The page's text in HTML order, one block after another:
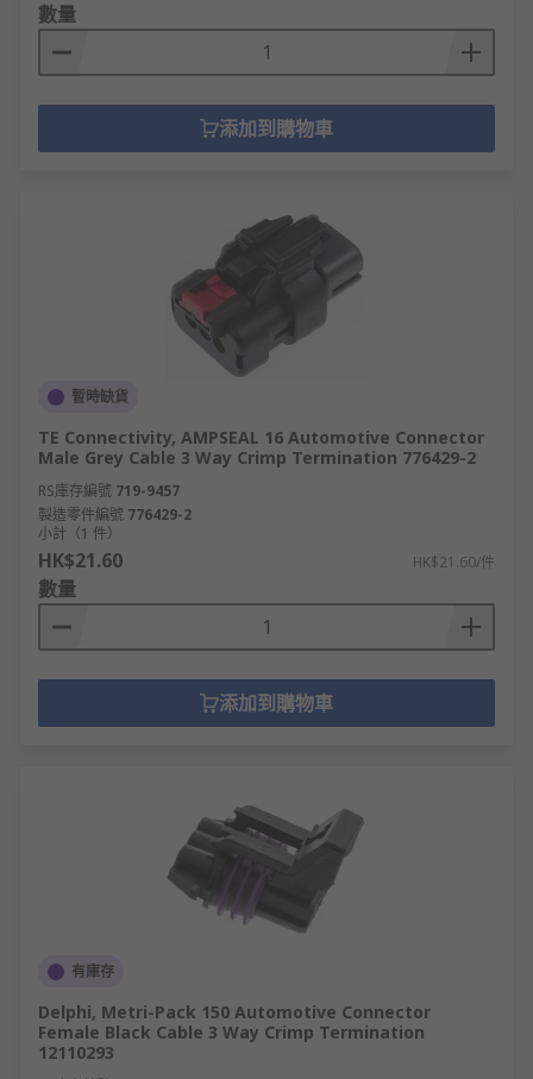
數量
添加到購物車
暫時缺貨
TE Connectivity, AMPSEAL 16 Automotive Connector
Male Grey Cable 3 Way Crimp Termination 776429-2
RS庫存編號 719-9457
製造零件編號 776429-2
小計（1 件）
HK$21.60 HK$21.60/件
數量
添加到購物車
有庫存
Delphi, Metri-Pack 150 Automotive Connector
Female Black Cable 3 Way Crimp Termination
12110293